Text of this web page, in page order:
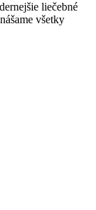
liečebné
všetky